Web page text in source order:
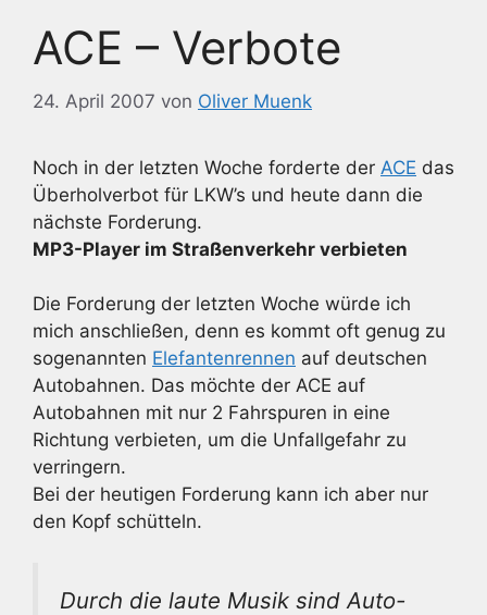
ACE – Verbote
24. April 2007 von Oliver Muenk
Noch in der letzten Woche forderte der ACE das
Überholverbot für LKW’s und heute dann die
nächste Forderung.
MP3-Player im Straßenverkehr verbieten
Die Forderung der letzten Woche würde ich
mich anschließen, denn es kommt oft genug zu
sogenannten Elefantenrennen auf deutschen
Autobahnen. Das möchte der ACE auf
Autobahnen mit nur 2 Fahrspuren in eine
Richtung verbieten, um die Unfallgefahr zu
verringern.
Bei der heutigen Forderung kann ich aber nur
den Kopf schütteln.
Durch die laute Musik sind Auto-